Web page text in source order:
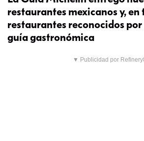
restaurantes mexicanos y, en
restaurantes reconocidos
guía gastronómica
▼ Publicidad por